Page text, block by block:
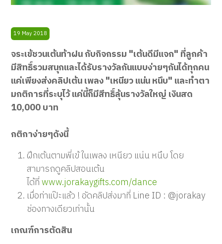
19 May 2018
จระเข้ชวนเต้นท้าฝน กับกิจกรรม "เต้นดีมีแจก" ที่ลูกค้า
มีสิทธิ์รวมสนุกและได้รับรางวัลกันแบบง่ายๆกันได้ทุกคน
แค่เพียงส่งคลิปเต้น เพลง "เหนียว แน่น หนึบ" และทำตา
มกติการที่ระบุไว้ แค่นี้ก็มีสีทธิ์ลุ้นรางวัลใหญ่ เงินสด
10,000 บาท
กติกาง่ายๆดังนี้
ฝึกเต้นตามพี่เข้ ในเพลง เหนียว แน่น หนึบ โดย
สามารถดูคลิปสอนเต้น
ได้ที่www.jorakaygifts.com/dance
เมื่อท่าแป๊ะแล้ว ! อัดคลิปส่งมาที่ Line ID : @jorakay
ช่องทางเดียวเท่านั้น
เกณฑ์การตัดสิน